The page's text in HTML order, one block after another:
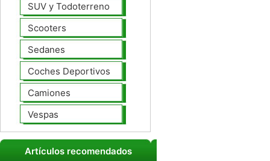
SUV y Todoterreno
Scooters
Sedanes
Coches Deportivos
Camiones
Vespas
Artículos recomendados